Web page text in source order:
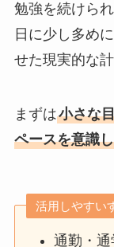
勉強を続けら
日に少し多め
せた現実的な
まずは小さな
ペースを意識
活用しやすい
通勤・通